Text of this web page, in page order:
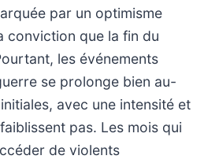
par un optimisme
conviction que la fin du
les événements
se prolonge bien au-
avec une intensité et
pas. Les mois qui
de violents